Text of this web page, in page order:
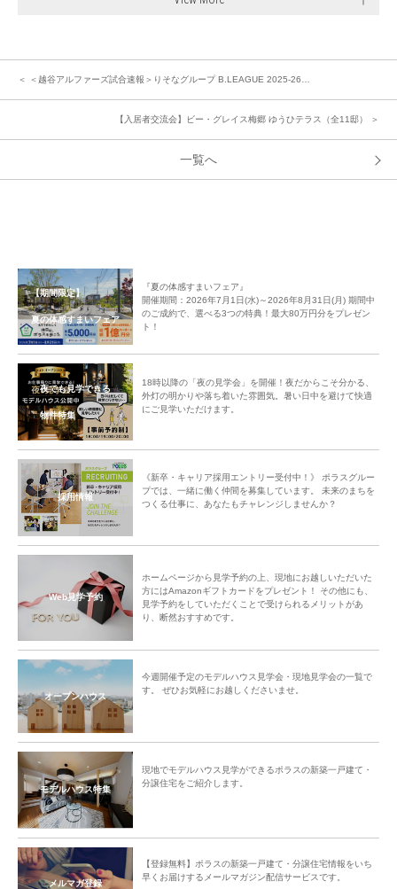
＜ ＜越谷アルファーズ試合速報＞りそなグループ B.LEAGUE 2025-26…
【入居者交流会】ビー・グレイス梅郷 ゆうひテラス（全11邸） ＞
一覧へ
【期間限定】
夏の体感すまいフェア
『夏の体感すまいフェア』
開催期間：2026年7月1日(水)～2026年8月31日(月) 期間中
のご成約で、選べる3つの特典！最大80万円分をプレゼン
ト！
夜でも見学できる
物件特集
18時以降の「夜の見学会」を開催！夜だからこそ分かる、
外灯の明かりや落ち着いた雰囲気。暑い日中を避けて快適
にご見学いただけます。
採用情報
《新卒・キャリア採用エントリー受付中！》 ポラスグルー
プでは、一緒に働く仲間を募集しています。 未来のまちを
つくる仕事に、あなたもチャレンジしませんか？
Web見学予約
ホームページから見学予約の上、現地にお越しいただいた
方にはAmazonギフトカードをプレゼント！ その他にも、
見学予約をしていただくことで受けられるメリットがあ
り、断然おすすめです。
オープンハウス
今週開催予定のモデルハウス見学会・現地見学会の一覧で
す。 ぜひお気軽にお越しくださいませ。
モデルハウス特集
現地でモデルハウス見学ができるポラスの新築一戸建て・
分譲住宅をご紹介します。
メルマガ登録
【登録無料】ポラスの新築一戸建て・分譲住宅情報をいち
早くお届けするメールマガジン配信サービスです。